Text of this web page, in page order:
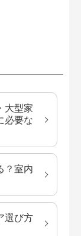
大型家
必要な
？室内
選び方